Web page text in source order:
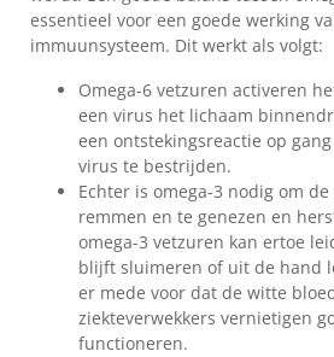
essentieel voor een goede werking
immuunsysteem. Dit werkt als volgt:
Omega-6 vetzuren activeren
een virus het lichaam
een ontstekingsreactie op
virus te bestrijden.
Echter is omega-3 nodig om
remmen en te genezen en
omega-3 vetzuren kan ertoe
blijft sluimeren of uit de hand
er mede voor dat de witte
ziekteverwekkers vernietigen
functioneren.
NIEUWS
VEELGESTELDE
VRAGEN
KLANTENSERVICE